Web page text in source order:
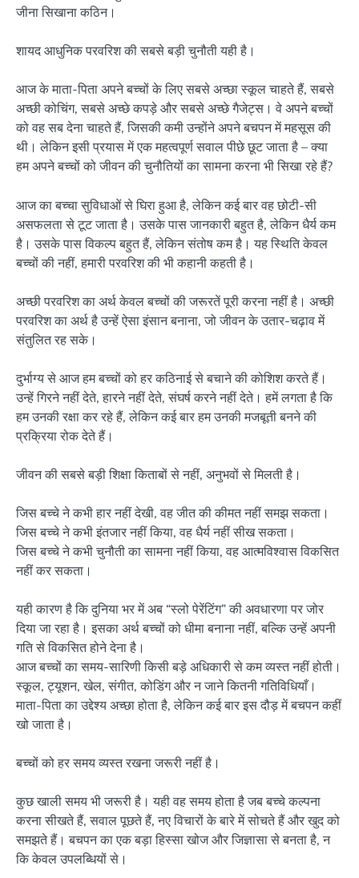
जीना सिखाना कठिन।
शायद आधुनिक परवरिश की सबसे बड़ी चुनौती यही है।
आज के माता-पिता अपने बच्चों के लिए सबसे अच्छा स्कूल चाहते हैं, सबसे
अच्छी कोचिंग, सबसे अच्छे कपड़े और सबसे अच्छे गैजेट्स। वे अपने बच्चों
को वह सब देना चाहते हैं, जिसकी कमी उन्होंने अपने बचपन में महसूस की
थी। लेकिन इसी प्रयास में एक महत्वपूर्ण सवाल पीछे छूट जाता है – क्या
हम अपने बच्चों को जीवन की चुनौतियों का सामना करना भी सिखा रहे हैं?
आज का बच्चा सुविधाओं से घिरा हुआ है, लेकिन कई बार वह छोटी-सी
असफलता से टूट जाता है। उसके पास जानकारी बहुत है, लेकिन धैर्य कम
है। उसके पास विकल्प बहुत हैं, लेकिन संतोष कम है। यह स्थिति केवल
बच्चों की नहीं, हमारी परवरिश की भी कहानी कहती है।
अच्छी परवरिश का अर्थ केवल बच्चों की जरूरतें पूरी करना नहीं है। अच्छी
परवरिश का अर्थ है उन्हें ऐसा इंसान बनाना, जो जीवन के उतार-चढ़ाव में
संतुलित रह सके।
दुर्भाग्य से आज हम बच्चों को हर कठिनाई से बचाने की कोशिश करते हैं।
उन्हें गिरने नहीं देते, हारने नहीं देते, संघर्ष करने नहीं देते। हमें लगता है कि
हम उनकी रक्षा कर रहे हैं, लेकिन कई बार हम उनकी मजबूती बनने की
प्रक्रिया रोक देते हैं।
जीवन की सबसे बड़ी शिक्षा किताबों से नहीं, अनुभवों से मिलती है।
जिस बच्चे ने कभी हार नहीं देखी, वह जीत की कीमत नहीं समझ सकता।
जिस बच्चे ने कभी इंतजार नहीं किया, वह धैर्य नहीं सीख सकता।
जिस बच्चे ने कभी चुनौती का सामना नहीं किया, वह आत्मविश्वास विकसित
नहीं कर सकता।
यही कारण है कि दुनिया भर में अब “स्लो पेरेंटिंग” की अवधारणा पर जोर
दिया जा रहा है। इसका अर्थ बच्चों को धीमा बनाना नहीं, बल्कि उन्हें अपनी
गति से विकसित होने देना है।
आज बच्चों का समय-सारिणी किसी बड़े अधिकारी से कम व्यस्त नहीं होती।
स्कूल, ट्यूशन, खेल, संगीत, कोडिंग और न जाने कितनी गतिविधियाँ।
माता-पिता का उद्देश्य अच्छा होता है, लेकिन कई बार इस दौड़ में बचपन कहीं
खो जाता है।
बच्चों को हर समय व्यस्त रखना जरूरी नहीं है।
कुछ खाली समय भी जरूरी है। यही वह समय होता है जब बच्चे कल्पना
करना सीखते हैं, सवाल पूछते हैं, नए विचारों के बारे में सोचते हैं और खुद को
समझते हैं। बचपन का एक बड़ा हिस्सा खोज और जिज्ञासा से बनता है, न
कि केवल उपलब्धियों से।